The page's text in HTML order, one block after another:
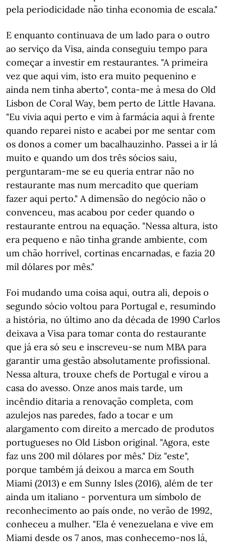
pela periodicidade não tinha economia de escala."
E enquanto continuava de um lado para o outro
ao serviço da Visa, ainda conseguiu tempo para
começar a investir em restaurantes. "A primeira
vez que aqui vim, isto era muito pequenino e
ainda nem tinha aberto", conta-me à mesa do Old
Lisbon de Coral Way, bem perto de Little Havana.
"Eu vivia aqui perto e vim à farmácia aqui à frente
quando reparei nisto e acabei por me sentar com
os donos a comer um bacalhauzinho. Passei a ir lá
muito e quando um dos três sócios saiu,
perguntaram-me se eu queria entrar não no
restaurante mas num mercadito que queriam
fazer aqui perto." A dimensão do negócio não o
convenceu, mas acabou por ceder quando o
restaurante entrou na equação. "Nessa altura, isto
era pequeno e não tinha grande ambiente, com
um chão horrível, cortinas encarnadas, e fazia 20
mil dólares por mês."
Foi mudando uma coisa aqui, outra ali, depois o
segundo sócio voltou para Portugal e, resumindo
a história, no último ano da década de 1990 Carlos
deixava a Visa para tomar conta do restaurante
que já era só seu e inscreveu-se num MBA para
garantir uma gestão absolutamente profissional.
Nessa altura, trouxe chefs de Portugal e virou a
casa do avesso. Onze anos mais tarde, um
incêndio ditaria a renovação completa, com
azulejos nas paredes, fado a tocar e um
alargamento com direito a mercado de produtos
portugueses no Old Lisbon original. "Agora, este
faz uns 200 mil dólares por mês." Diz "este",
porque também já deixou a marca em South
Miami (2013) e em Sunny Isles (2016), além de ter
ainda um italiano - porventura um símbolo de
reconhecimento ao país onde, no verão de 1992,
conheceu a mulher. "Ela é venezuelana e vive em
Miami desde os 7 anos, mas conhecemo-nos lá,